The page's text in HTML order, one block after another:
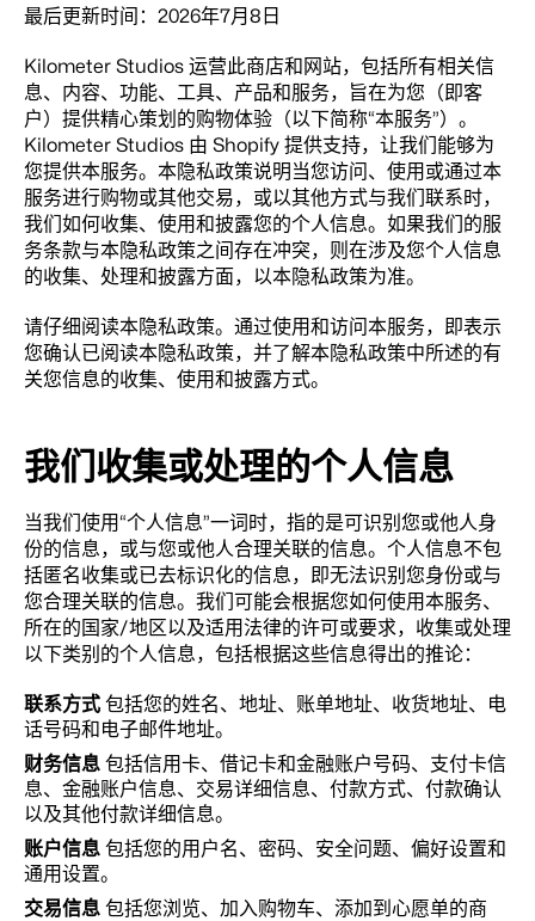
最后更新时间：2026年7月8日
Kilometer Studios 运营此商店和网站，包括所有相关信
息、内容、功能、工具、产品和服务，旨在为您（即客
户）提供精心策划的购物体验（以下简称“本服务”）。
Kilometer Studios 由 Shopify 提供支持，让我们能够为
您提供本服务。本隐私政策说明当您访问、使用或通过本
服务进行购物或其他交易，或以其他方式与我们联系时，
我们如何收集、使用和披露您的个人信息。如果我们的服
务条款与本隐私政策之间存在冲突，则在涉及您个人信息
的收集、处理和披露方面，以本隐私政策为准。
请仔细阅读本隐私政策。通过使用和访问本服务，即表示
您确认已阅读本隐私政策，并了解本隐私政策中所述的有
关您信息的收集、使用和披露方式。
我们收集或处理的个人信息
当我们使用“个人信息”一词时，指的是可识别您或他人身
份的信息，或与您或他人合理关联的信息。个人信息不包
括匿名收集或已去标识化的信息，即无法识别您身份或与
您合理关联的信息。我们可能会根据您如何使用本服务、
所在的国家/地区以及适用法律的许可或要求，收集或处理
以下类别的个人信息，包括根据这些信息得出的推论：
联系方式 包括您的姓名、地址、账单地址、收货地址、电
话号码和电子邮件地址。
财务信息 包括信用卡、借记卡和金融账户号码、支付卡信
息、金融账户信息、交易详细信息、付款方式、付款确认
以及其他付款详细信息。
账户信息 包括您的用户名、密码、安全问题、偏好设置和
通用设置。
交易信息 包括您浏览、加入购物车、添加到心愿单的商